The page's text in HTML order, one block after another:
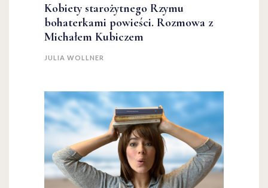
Kobiety starożytnego Rzymu
bohaterkami powieści. Rozmowa z
Michałem Kubiczem
JULIA WOLLNER